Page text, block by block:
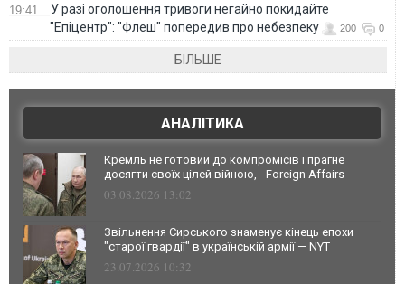
19:41
У разі оголошення тривоги негайно покидайте
"Епіцентр": "Флеш" попередив про небезпеку
200 0
БІЛЬШЕ
АНАЛІТИКА
Кремль не готовий до компромісів і прагне
досягти своїх цілей війною, - Foreign Affairs
03.08.2026 13:02
Звільнення Сирського знаменує кінець епохи
"старої гвардії" в українській армії — NYT
23.07.2026 10:32